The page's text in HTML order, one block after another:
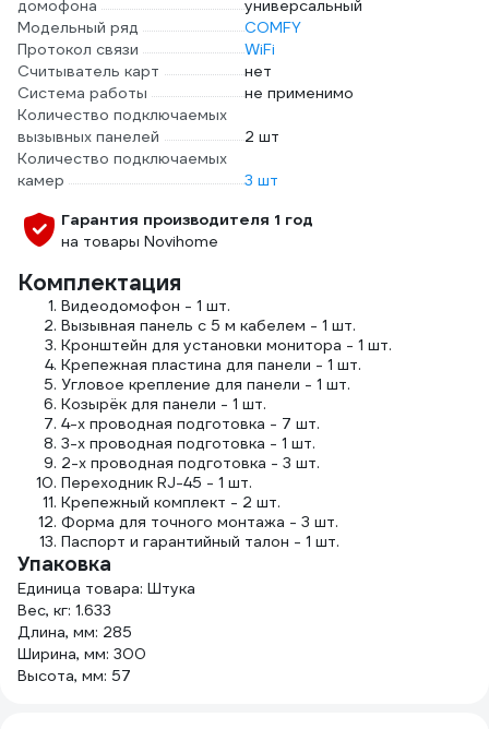
домофона
универсальный
Модельный ряд
COMFY
Протокол связи
WiFi
Считыватель карт
нет
Система работы
не применимо
Количество подключаемых
вызывных панелей
2 шт
Количество подключаемых
камер
3 шт
Гарантия производителя 1 год
на товары Novihome
Комплектация
Видеодомофон - 1 шт.
Вызывная панель с 5 м кабелем - 1 шт.
Кронштейн для установки монитора - 1 шт.
Крепежная пластина для панели - 1 шт.
Угловое крепление для панели - 1 шт.
Козырёк для панели - 1 шт.
4-х проводная подготовка - 7 шт.
3-х проводная подготовка - 1 шт.
2-х проводная подготовка - 3 шт.
Переходник RJ-45 - 1 шт.
Крепежный комплект - 2 шт.
Форма для точного монтажа - 3 шт.
Паспорт и гарантийный талон - 1 шт.
Упаковка
Единица товара: Штука
Вес, кг: 1.633
Длина, мм: 285
Ширина, мм: 300
Высота, мм: 57